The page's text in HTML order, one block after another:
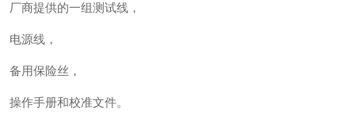
厂商提供的一组测试线，
电源线，
备用保险丝，
操作手册和校准文件。